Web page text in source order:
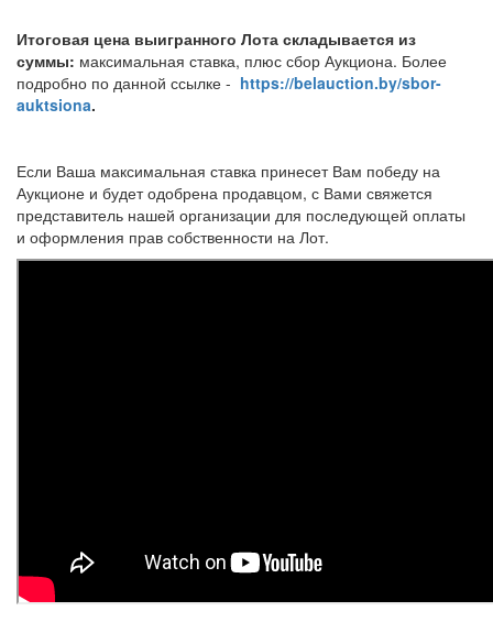
Итоговая цена выигранного Лота складывается из
суммы: максимальная ставка, плюс сбор Аукциона. Более
подробно по данной ссылке - https://belauction.by/sbor-
auktsiona.
Если Ваша максимальная ставка принесет Вам победу на
Аукционе и будет одобрена продавцом, с Вами свяжется
представитель нашей организации для последующей оплаты
и оформления прав собственности на Лот.